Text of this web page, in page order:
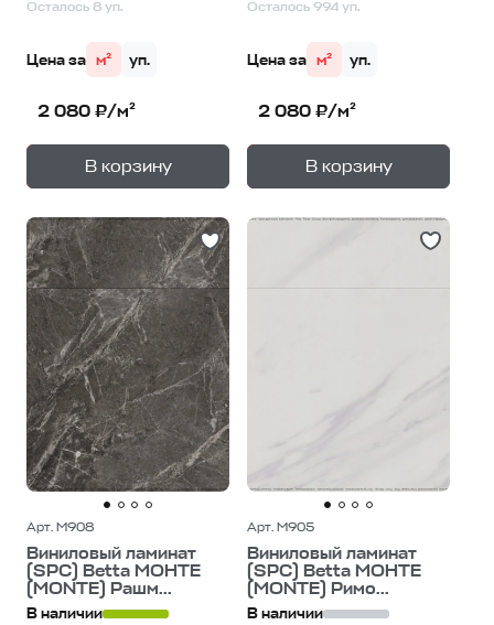
Осталось 8 уп.
Цена за м² уп.
2 080 ₽/м²
В корзину
— 1уп.
Осталось 994 уп.
Цена за м² уп.
2 080 ₽/м²
В корзину
— 1уп.
Арт. M908
Виниловый ламинат
(SPC) Betta МОНТЕ
(MONTE) Рашм...
В наличии
Арт. M905
Виниловый ламинат
(SPC) Betta МОНТЕ
(MONTE) Римо...
В наличии